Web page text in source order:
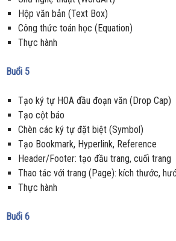
Hộp văn bản (Text Box)
Công thức toán học (Equation)
Thực hành
Buổi 5
Tạo ký tự HOA đầu đoạn văn (Drop Cap)
Tạo cột báo
Chèn các ký tự đặt biệt (Symbol)
Tạo Bookmark, Hyperlink, Reference
Header/Footer: tạo đầu trang, cuối trang
Thao tác với trang (Page): kích thước,
Thực hành
Buổi 6